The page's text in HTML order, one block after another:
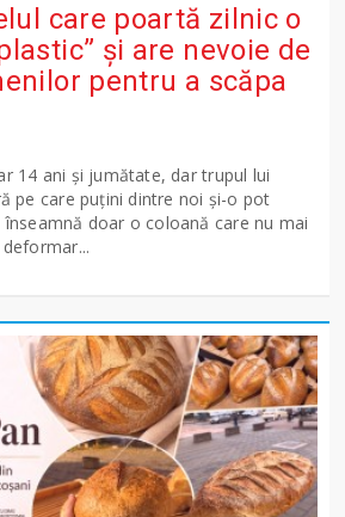
care poartă zilnic o
și are nevoie de
pentru a scăpa
14 ani și jumătate, dar trupul lui
pe care puțini dintre noi și-o pot
înseamnă doar o coloană care nu mai